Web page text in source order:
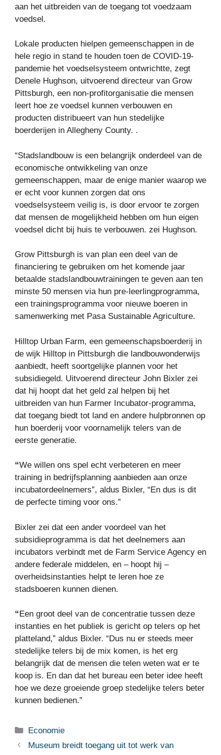
aan het uitbreiden van de toegang tot voedzaam
voedsel.
Lokale producten hielpen gemeenschappen in de
hele regio in stand te houden toen de COVID-19-
pandemie het voedselsysteem ontwrichtte, zegt
Denele Hughson, uitvoerend directeur van Grow
Pittsburgh, een non-profitorganisatie die mensen
leert hoe ze voedsel kunnen verbouwen en
producten distribueert van hun stedelijke
boerderijen in Allegheny County. .
“Stadslandbouw is een belangrijk onderdeel van de
economische ontwikkeling van onze
gemeenschappen, maar de enige manier waarop we
er echt voor kunnen zorgen dat ons
voedselsysteem veilig is, is door ervoor te zorgen
dat mensen de mogelijkheid hebben om hun eigen
voedsel dicht bij huis te verbouwen. zei Hughson.
Grow Pittsburgh is van plan een deel van de
financiering te gebruiken om het komende jaar
betaalde stadslandbouwtrainingen te geven aan ten
minste 50 mensen via hun pre-leerlingprogramma,
een trainingsprogramma voor nieuwe boeren in
samenwerking met Pasa Sustainable Agriculture.
Hilltop Urban Farm, een gemeenschapsboerderij in
de wijk Hilltop in Pittsburgh die landbouwonderwijs
aanbiedt, heeft soortgelijke plannen voor het
subsidiegeld. Uitvoerend directeur John Bixler zei
dat hij hoopt dat het geld zal helpen bij het
uitbreiden van hun Farmer Incubator-programma,
dat toegang biedt tot land en andere hulpbronnen op
hun boerderij voor voornamelijk telers van de
eerste generatie.
“We willen ons spel echt verbeteren en meer
training in bedrijfsplanning aanbieden aan onze
incubatordeelnemers”, aldus Bixler, “En dus is dit
de perfecte timing voor ons.”
Bixler zei dat een ander voordeel van het
subsidieprogramma is dat het deelnemers aan
incubators verbindt met de Farm Service Agency en
andere federale middelen, en – hoopt hij –
overheidsinstanties helpt te leren hoe ze
stadsboeren kunnen dienen.
“ Een groot deel van de concentratie tussen deze
instanties en het publiek is gericht op telers op het
platteland,” aldus Bixler. “Dus nu er steeds meer
stedelijke telers bij de mix komen, is het erg
belangrijk dat de mensen die telen weten wat er te
koop is. En dan dat het bureau een beter idee heeft
hoe we deze groeiende groep stedelijke telers beter
kunnen bedienen.”
Categorieën
Economie
Museum breidt toegang uit tot werk van